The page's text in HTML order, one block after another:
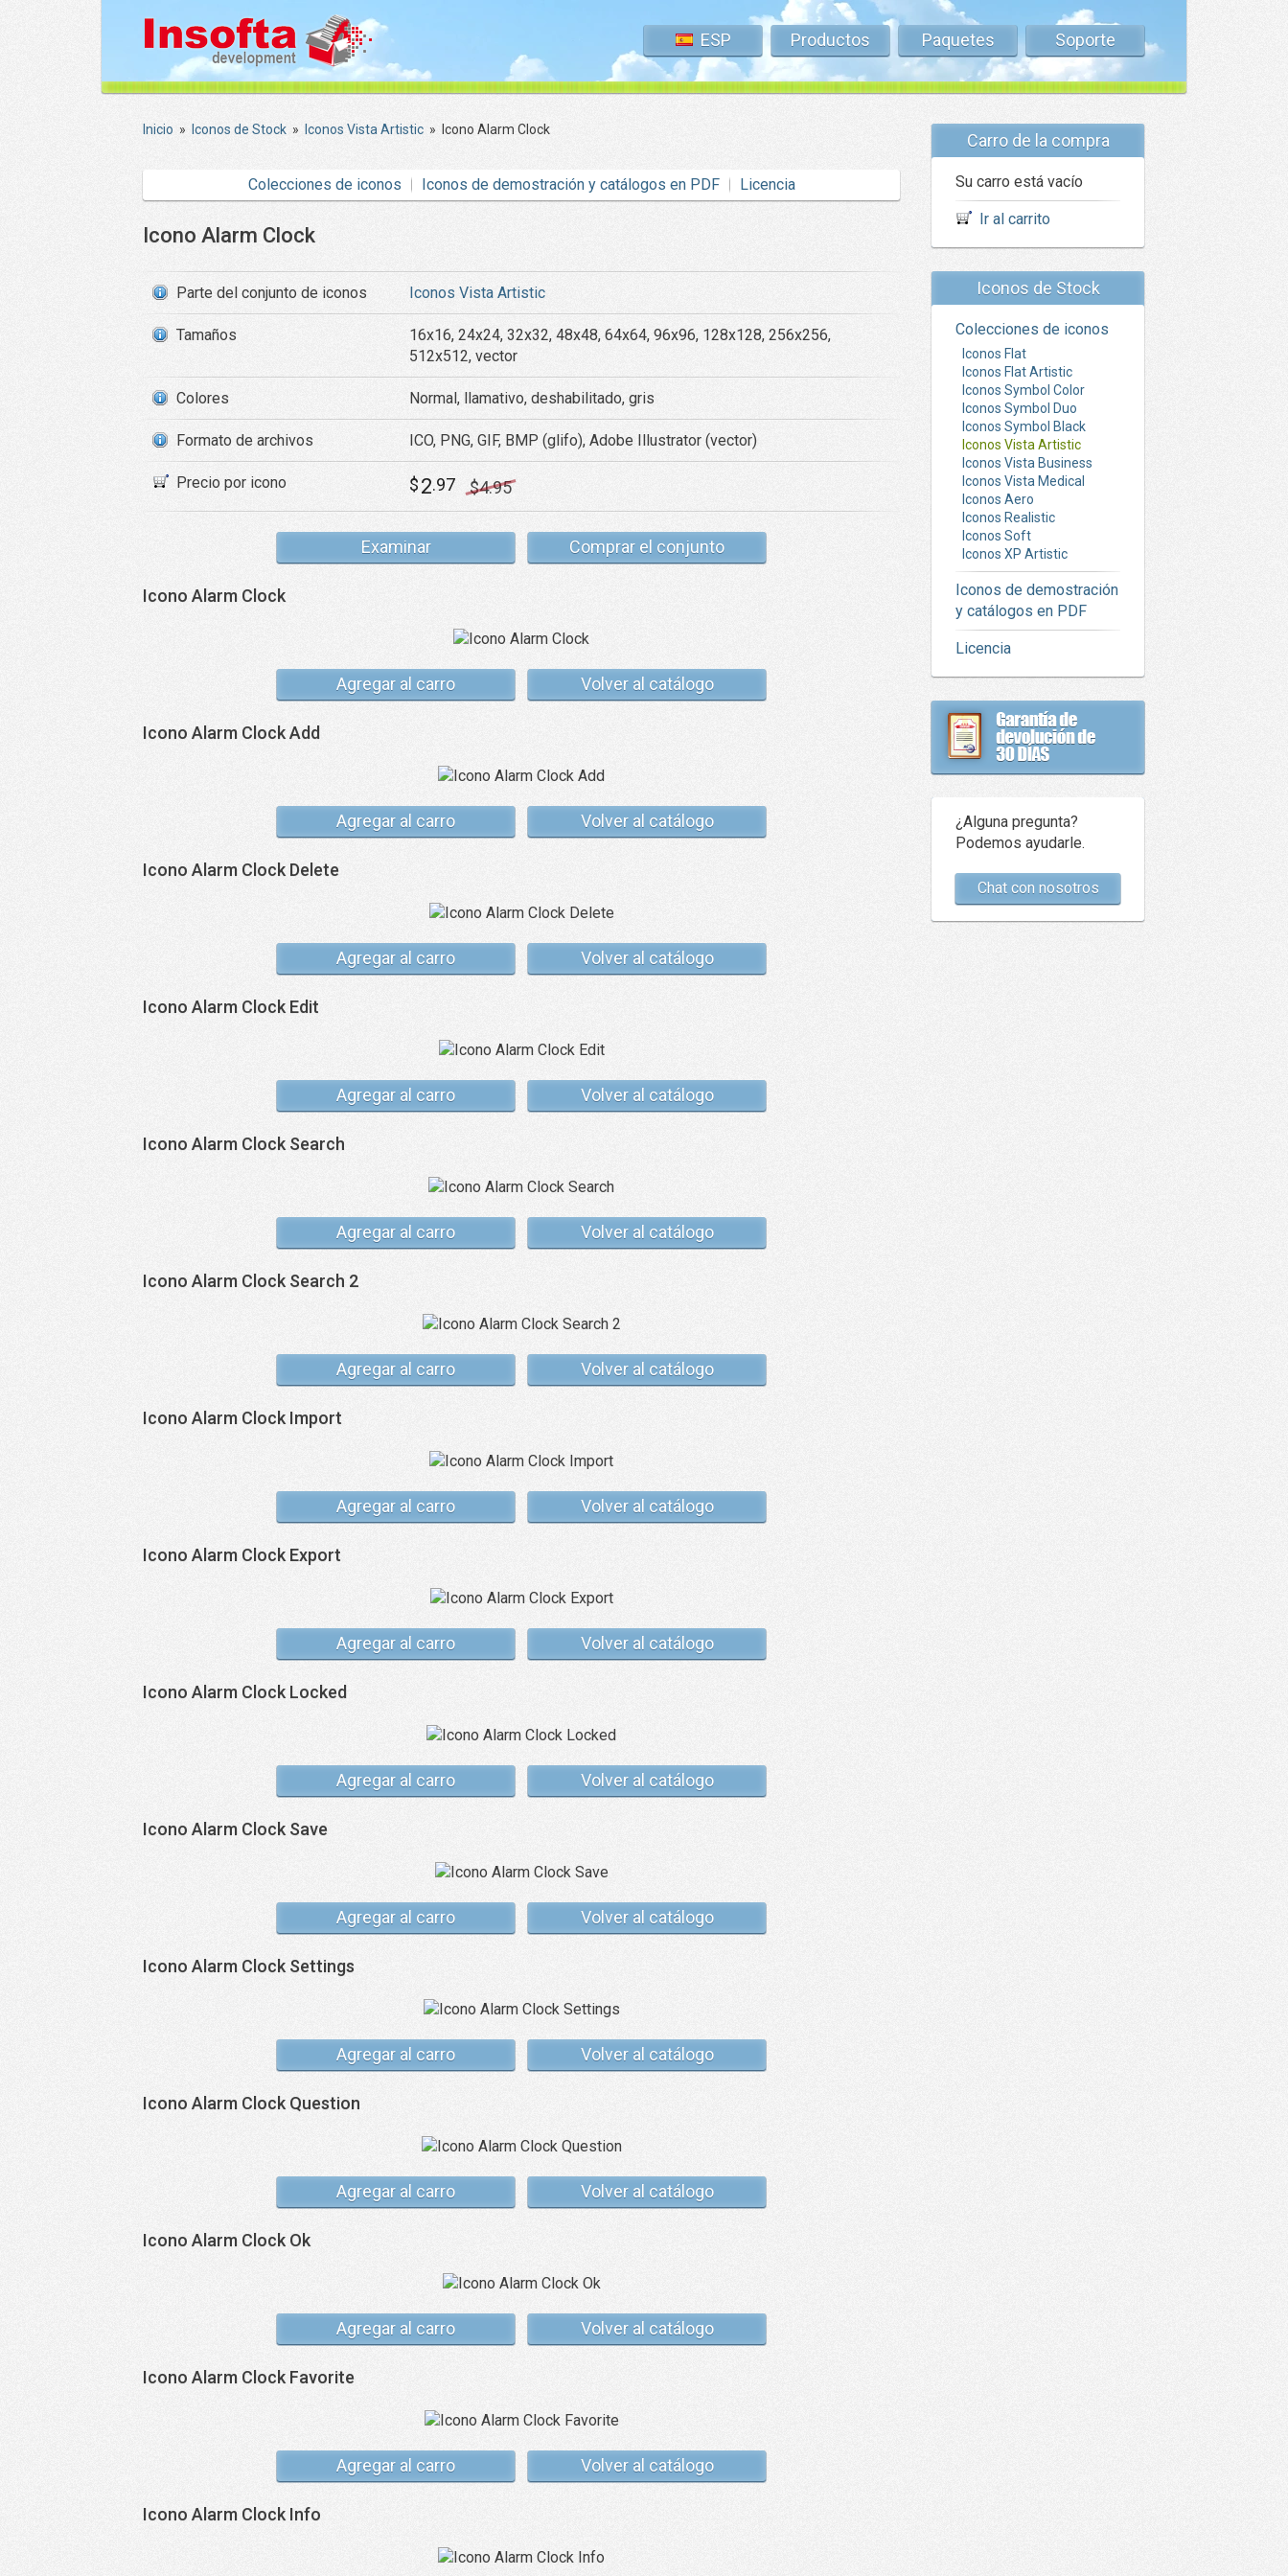
ESP Productos Paquetes Soporte
Inicio » Iconos de Stock » Iconos Vista Artistic » Icono Alarm Clock
Colecciones de iconos Iconos de demostración y catálogos en PDF Licencia
Icono Alarm Clock
Parte del conjunto de iconos Iconos Vista Artistic
Tamaños
16x16, 24x24, 32x32, 48x48, 64x64, 96x96, 128x128, 256x256,
512x512, vector
Colores Normal, llamativo, deshabilitado, gris
Formato de archivos ICO, PNG, GIF, BMP (glifo), Adobe Illustrator (vector)
Precio por icono $2.97 $4.95
Examinar Comprar el conjunto
Icono Alarm Clock
Agregar al carro Volver al catálogo
Icono Alarm Clock Add
Agregar al carro Volver al catálogo
Icono Alarm Clock Delete
Agregar al carro Volver al catálogo
Icono Alarm Clock Edit
Agregar al carro Volver al catálogo
Icono Alarm Clock Search
Agregar al carro Volver al catálogo
Icono Alarm Clock Search 2
Agregar al carro Volver al catálogo
Icono Alarm Clock Import
Agregar al carro Volver al catálogo
Icono Alarm Clock Export
Agregar al carro Volver al catálogo
Icono Alarm Clock Locked
Agregar al carro Volver al catálogo
Icono Alarm Clock Save
Agregar al carro Volver al catálogo
Icono Alarm Clock Settings
Agregar al carro Volver al catálogo
Icono Alarm Clock Question
Agregar al carro Volver al catálogo
Icono Alarm Clock Ok
Agregar al carro Volver al catálogo
Icono Alarm Clock Favorite
Agregar al carro Volver al catálogo
Icono Alarm Clock Info
Carro de la compra
Su carro está vacío
Ir al carrito
Iconos de Stock
Colecciones de iconos
Iconos Flat
Iconos Flat Artistic
Iconos Symbol Color
Iconos Symbol Duo
Iconos Symbol Black
Iconos Vista Artistic
Iconos Vista Business
Iconos Vista Medical
Iconos Aero
Iconos Realistic
Iconos Soft
Iconos XP Artistic
Iconos de demostración
y catálogos en PDF
Licencia
¿Alguna pregunta?
Podemos ayudarle.
Chat con nosotros